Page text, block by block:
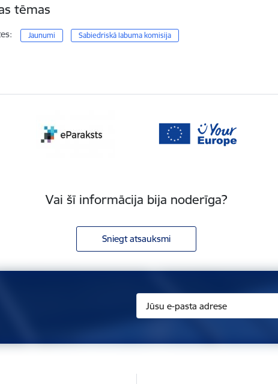
tēmas
Jaunumi Sabiedriskā labuma komisija
Vai šī informācija bija noderīga?
Sniegt atsauksmi